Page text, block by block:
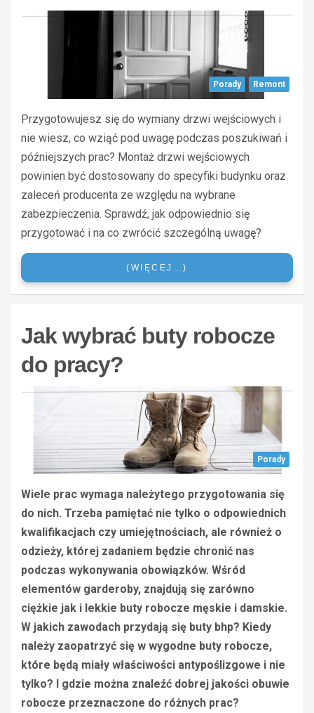
Porady Remont
Przygotowujesz się do wymiany drzwi wejściowych i
nie wiesz, co wziąć pod uwagę podczas poszukiwań i
późniejszych prac? Montaż drzwi wejściowych
powinien być dostosowany do specyfiki budynku oraz
zaleceń producenta ze względu na wybrane
zabezpieczenia. Sprawdź, jak odpowiednio się
przygotować i na co zwrócić szczególną uwagę?
(WIĘCEJ…)
Jak wybrać buty robocze
do pracy?
Porady
Wiele prac wymaga należytego przygotowania się
do nich. Trzeba pamiętać nie tylko o odpowiednich
kwalifikacjach czy umiejętnościach, ale również o
odzieży, której zadaniem będzie chronić nas
podczas wykonywania obowiązków. Wśród
elementów garderoby, znajdują się zarówno
ciężkie jak i lekkie buty robocze męskie i damskie.
W jakich zawodach przydają się buty bhp? Kiedy
należy zaopatrzyć się w wygodne buty robocze,
które będą miały właściwości antypoślizgowe i nie
tylko? I gdzie można znaleźć dobrej jakości obuwie
robocze przeznaczone do różnych prac?